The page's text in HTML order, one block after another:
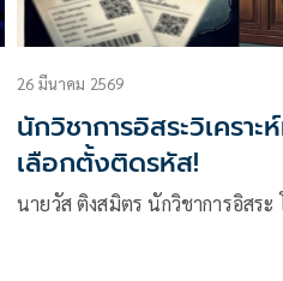
26 มีนาคม 2569
นักวิชาการอิสระวิเครา
เลือกตั้งติดรหัส!
นายวัส ติงสมิตร นักวิชาการอิสร